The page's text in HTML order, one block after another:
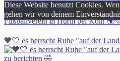
1930 e.V #VFR 🔵⚪️
Fußballverein in Hürth bei Köln
💙🤍 es herrscht Ruhe "auf der
Diese Website benutzt Cookies.
gehen wir von deinem